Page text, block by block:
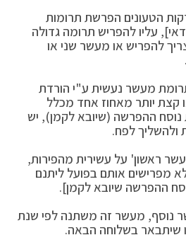
הטעונים הפרשת תרומות
עליו להפריש תרומה גדולה
להפריש או מעשר שני או
מעשר נעשית ע"י הורדת
קצת יותר מאחוז אחד מכלל
ההפרשה (שיובא לקמן), יש
ולהשליך לפח.
ראשון' על עשירית מהפירות,
מפרישים אותם בפועל ליתנם
ההפרשה שיובא לקמן].
נוסף, מעשר זה משתנה לפי שנת
שיתבאר בשלוחה הבאה.